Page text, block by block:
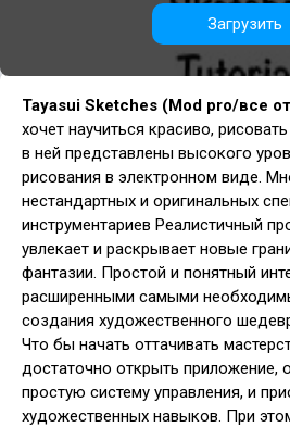
Загрузить
Tayasui Sketches (Mod pro/все
хочет научиться красиво,
в ней представлены высокого
рисования в электронном виде.
нестандартных и оригинальных
инструментариев Реалистичный
увлекает и раскрывает новые
фантазии. Простой и понятный
расширенными самыми
создания художественного
Что бы начать оттачивать
достаточно открыть приложение,
простую систему управления, и
художественных навыков. При